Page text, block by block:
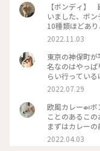
【ボンディ】 欧風カ
いました、ボンディさんへ🍛 ビ
10種類ほどあ
ンカレーを頼ん
のカレーにもポ
でたてホクホクの
レーは、スパイ
とまろやかさが絶妙です。 写真で
スにはチーズ
た訪れてみたいお店です。 #秋いろと
千代田区 #東京
ルメ #ボンディ
2022.11.03
東京の神保町
名なのはやっぱ
らい行ってい
【Bondy】 イ
人もチラホラいて有名な
けど平日12時
店は2階にあり
て、らっきょ
が、肉はホロ
が、相性バッチリ。癖
2022.07.29
欧風カレー🍛ボ
ことのあるこ
まずはカレー
クをいただい
した♡ 魔法の
2022.04.03